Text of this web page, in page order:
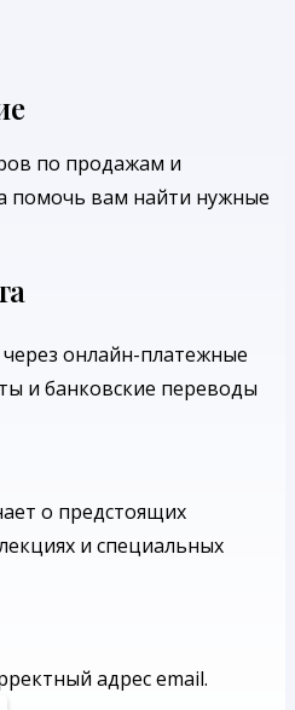
по продажам и
помочь вам найти нужные
онлайн-платежные
и банковские переводы
о предстоящих
и специальных
адрес email.